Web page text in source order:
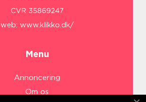
web: www.klikko.dk/
Menu
Annoncering
Om os